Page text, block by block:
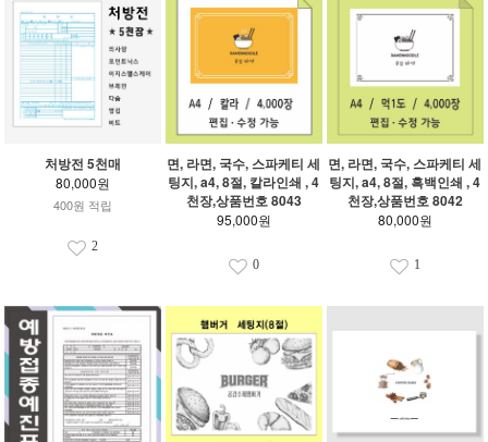
처방전 5천매
80,000원
400원 적립
2
면, 라면, 국수, 스파케티 세
팅지, a4, 8절, 칼라인쇄 , 4
천장,상품번호 8043
95,000원
0
면, 라면, 국수, 스파케티 세
팅지, a4, 8절, 흑백인쇄 , 4
천장,상품번호 8042
80,000원
1